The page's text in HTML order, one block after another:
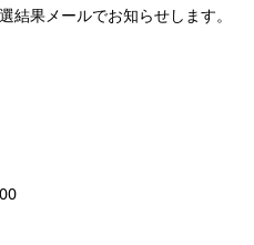
結果メールでお知らせします。